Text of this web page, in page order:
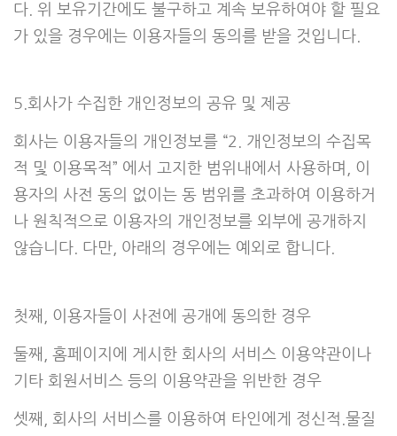
다. 위 보유기간에도 불구하고 계속 보유하여야 할 필요
가 있을 경우에는 이용자들의 동의를 받을 것입니다.
5.회사가 수집한 개인정보의 공유 및 제공
회사는 이용자들의 개인정보를 “2. 개인정보의 수집목
적 및 이용목적” 에서 고지한 범위내에서 사용하며, 이
용자의 사전 동의 없이는 동 범위를 초과하여 이용하거
나 원칙적으로 이용자의 개인정보를 외부에 공개하지
않습니다. 다만, 아래의 경우에는 예외로 합니다.
첫째, 이용자들이 사전에 공개에 동의한 경우
둘째, 홈페이지에 게시한 회사의 서비스 이용약관이나
기타 회원서비스 등의 이용약관을 위반한 경우
셋째, 회사의 서비스를 이용하여 타인에게 정신적.물질